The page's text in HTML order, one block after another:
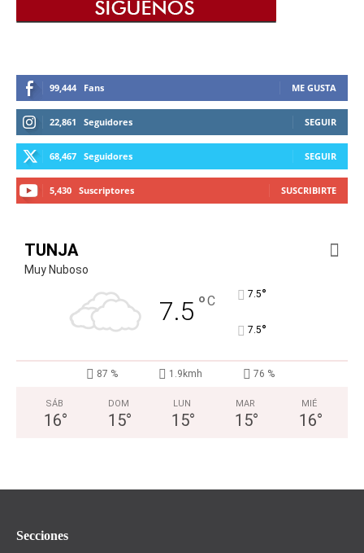
99,444 Fans ME GUSTA
22,861 Seguidores SEGUIR
68,467 Seguidores SEGUIR
5,430 Suscriptores SUSCRIBIRTE
TUNJA
Muy Nuboso
7.5 °C 7.5°
7.5°
87 % 1.9kmh 76 %
SÁB
16°
DOM
15°
LUN
15°
MAR
15°
MIÉ
16°
Secciones